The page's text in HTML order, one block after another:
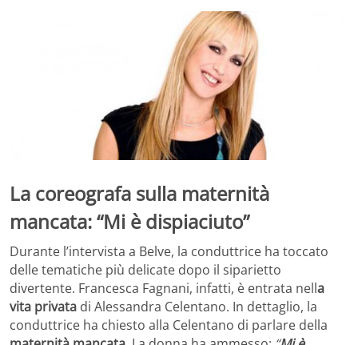
La coreografa sulla maternità
mancata: “Mi è dispiaciuto”
Durante l’intervista a Belve, la conduttrice ha toccato
delle tematiche più delicate dopo il siparietto
divertente. Francesca Fagnani, infatti, è entrata nella
vita privata di Alessandra Celentano. In dettaglio, la
conduttrice ha chiesto alla Celentano di parlare della